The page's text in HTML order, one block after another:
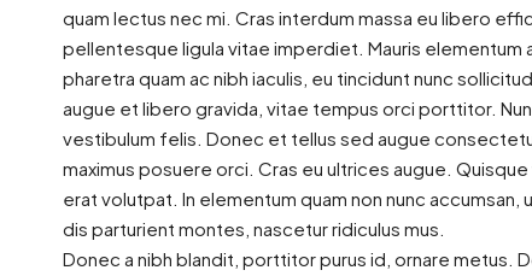
quam lectus nec mi. Cras interdum massa eu libero
pellentesque ligula vitae imperdiet. Mauris
pharetra quam ac nibh iaculis, eu tincidunt nunc
augue et libero gravida, vitae tempus orci porttitor.
vestibulum felis. Donec et tellus sed augue
maximus posuere orci. Cras eu ultrices augue.
erat volutpat. In elementum quam non nunc
dis parturient montes, nascetur ridiculus mus.
Donec a nibh blandit, porttitor purus id, ornare metus.
Famille
Fleurimont,
1 275$
Beau 4 1/2 avec
naturelle
1045, Rue de la Sainte-Famille,